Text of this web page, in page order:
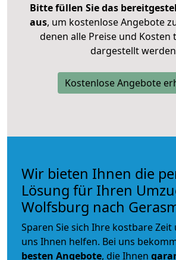
Bitte füllen Sie das
aus, um kostenlose Angebote
denen alle Preise und Kosten
dargestellt werden
Kostenlose Angebote
Wir bieten Ihnen die
Lösung für Ihren
Wolfsburg nach
Sparen Sie sich Ihre kostbare Zeit
uns Ihnen helfen. Bei uns
besten Angebote, die Ihnen